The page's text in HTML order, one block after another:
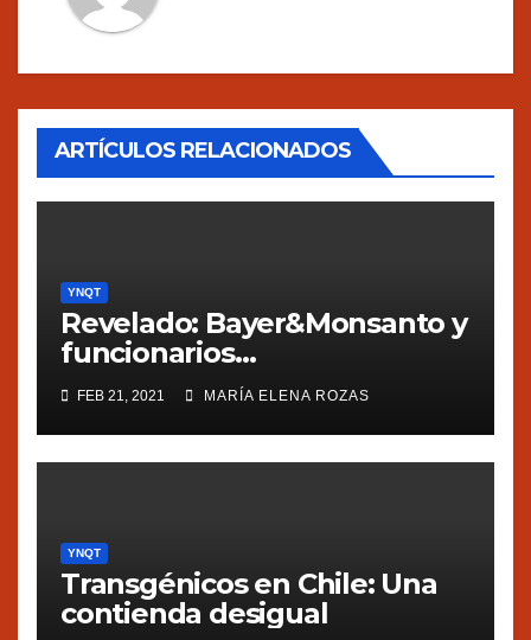
ARTÍCULOS RELACIONADOS
YNQT
Revelado: Bayer&Monsanto y
funcionarios
estadounidenses
presionaron a México
FEB 21, 2021 MARÍA ELENA ROZAS
YNQT
Transgénicos en Chile: Una
contienda desigual